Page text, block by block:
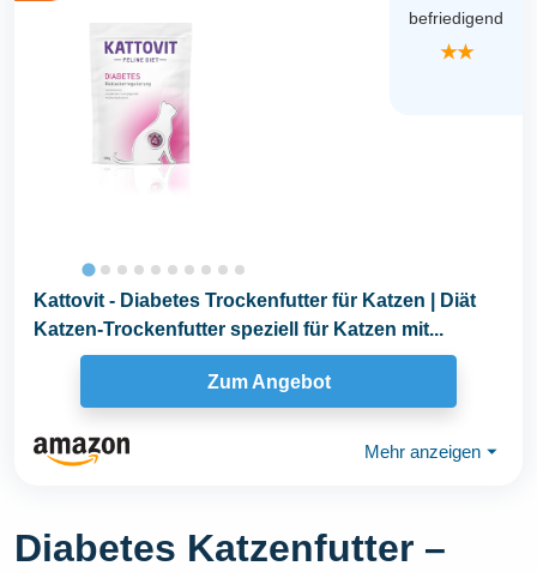
befriedigend
★★
Kattovit - Diabetes Trockenfutter für Katzen | Diät
Katzen-Trockenfutter speziell für Katzen mit...
Zum Angebot
Mehr anzeigen ⏷
Diabetes Katzenfutter –